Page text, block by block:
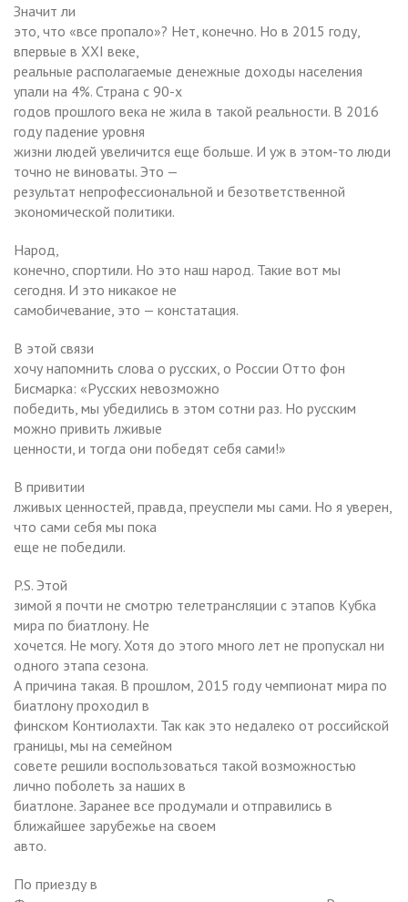
Значит ли
это, что «все пропало»? Нет, конечно. Но в 2015 году,
впервые в XXI веке,
реальные располагаемые денежные доходы населения
упали на 4%. Страна с 90-х
годов прошлого века не жила в такой реальности. В 2016
году падение уровня
жизни людей увеличится еще больше. И уж в этом-то люди
точно не виноваты. Это —
результат непрофессиональной и безответственной
экономической политики.
Народ,
конечно, спортили. Но это наш народ. Такие вот мы
сегодня. И это никакое не
самобичевание, это — констатация.
В этой связи
хочу напомнить слова о русских, о России Отто фон
Бисмарка: «Русских невозможно
победить, мы убедились в этом сотни раз. Но русским
можно привить лживые
ценности, и тогда они победят себя сами!»
В привитии
лживых ценностей, правда, преуспели мы сами. Но я уверен,
что сами себя мы пока
еще не победили.
P.S. Этой
зимой я почти не смотрю телетрансляции с этапов Кубка
мира по биатлону. Не
хочется. Не могу. Хотя до этого много лет не пропускал ни
одного этапа сезона.
А причина такая. В прошлом, 2015 году чемпионат мира по
биатлону проходил в
финском Контиолахти. Так как это недалеко от российской
границы, мы на семейном
совете решили воспользоваться такой возможностью
лично поболеть за наших в
биатлоне. Заранее все продумали и отправились в
ближайшее зарубежье на своем
авто.
По приезду в